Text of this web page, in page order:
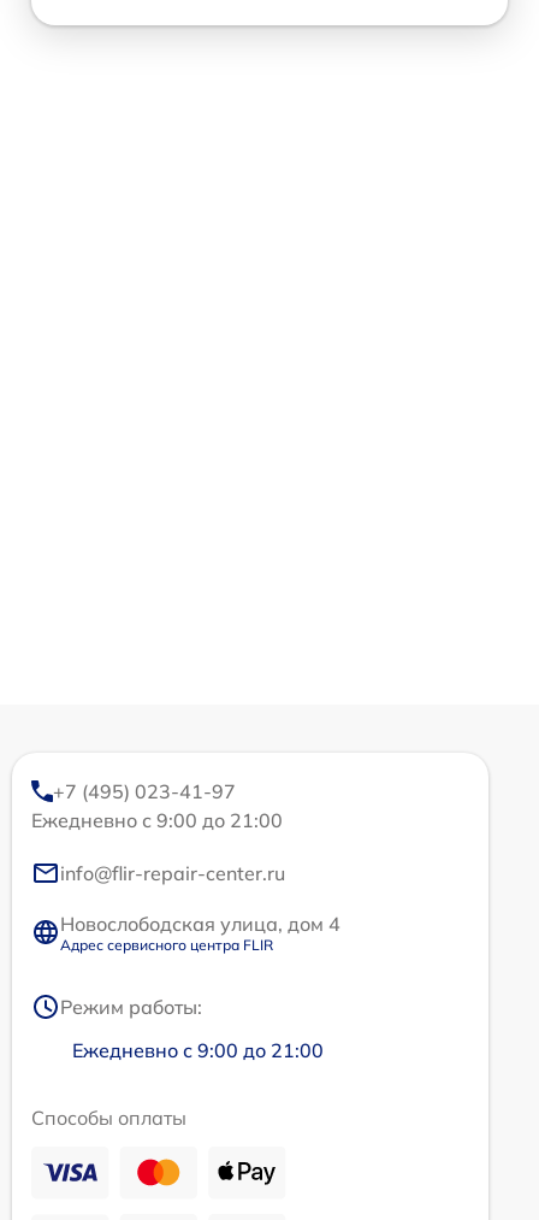
+7 (495) 023-41-97
Ежедневно с 9:00 до 21:00
info@flir-repair-center.ru
Новослободская улица, дом 4
Адрес сервисного центра FLIR
Режим работы:
Ежедневно с 9:00 до 21:00
Способы оплаты